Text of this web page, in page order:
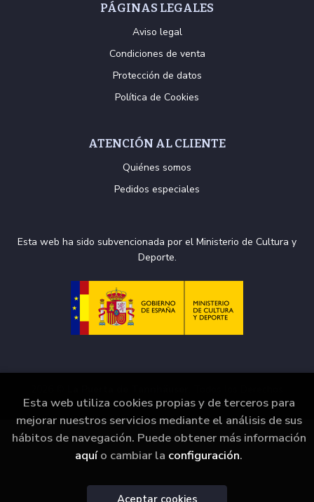
PÁGINAS LEGALES
Aviso legal
Condiciones de venta
Protección de datos
Política de Cookies
ATENCIÓN AL CLIENTE
Quiénes somos
Pedidos especiales
Esta web ha sido subvencionada por el Ministerio de Cultura y
Deporte.
Reservados |Grupo Trevenque
Esta web utiliza cookies propias y de terceros para
mejorar nuestros servicios mediante el análisis de sus
hábitos de navegación. Puede obtener más información
aquío cambiar la configuración.
Aceptar cookies